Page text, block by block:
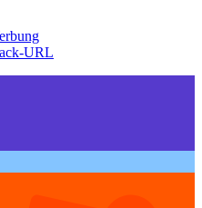
URL